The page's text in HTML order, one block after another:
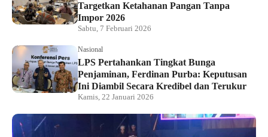
Targetkan Ketahanan Pangan Tanpa
Impor 2026
Sabtu, 7 Februari 2026
Nasional
LPS Pertahankan Tingkat Bunga
Penjaminan, Ferdinan Purba: Keputusan
Ini Diambil Secara Kredibel dan Terukur
Kamis, 22 Januari 2026